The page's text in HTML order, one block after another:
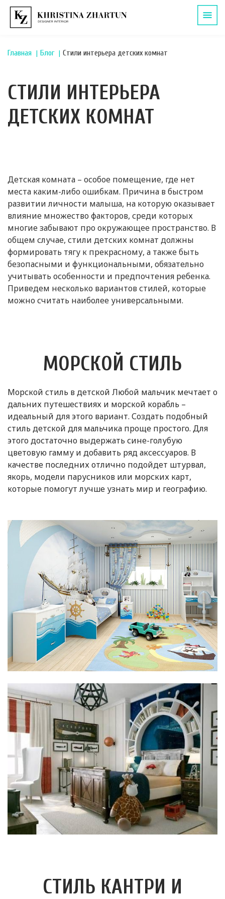
Главная Блог Стили интерьера детских комнат
СТИЛИ ИНТЕРЬЕРА
ДЕТСКИХ КОМНАТ
Детская комната – особое помещение, где нет
места каким-либо ошибкам. Причина в быстром
развитии личности малыша, на которую оказывает
влияние множество факторов, среди которых
многие забывают про окружающее пространство. В
общем случае, стили детских комнат должны
формировать тягу к прекрасному, а также быть
безопасными и функциональными, обязательно
учитывать особенности и предпочтения ребенка.
Приведем несколько вариантов стилей, которые
можно считать наиболее универсальными.
МОРСКОЙ СТИЛЬ
Морской стиль в детской Любой мальчик мечтает о
дальних путешествиях и морской корабль –
идеальный для этого вариант. Создать подобный
стиль детской для мальчика проще простого. Для
этого достаточно выдержать сине-голубую
цветовую гамму и добавить ряд аксессуаров. В
качестве последних отлично подойдет штурвал,
якорь, модели парусников или морских карт,
которые помогут лучше узнать мир и географию.
СТИЛЬ КАНТРИ И